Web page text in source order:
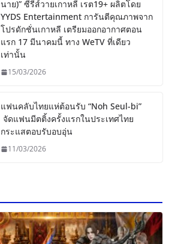
นาย)” ซีรีส์วายเกาหลี เรต19+ ผลิตโดย
YYDS Entertainment การันตีคุณภาพจาก
โปรดักชั่นเกาหลี เตรียมออกอากาศตอน
แรก 17 มีนาคมนี้ ทาง WeTV ที่เดียว
เท่านั้น
15/03/2026
แฟนคลับไทยแห่ต้อนรับ “Noh Seul-bi”
จัดแฟนมีตติ้งครั้งแรกในประเทศไทย
กระแสตอบรับอบอุ่น
11/03/2026